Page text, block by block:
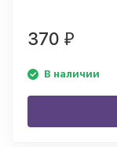
370 ₽
В наличии